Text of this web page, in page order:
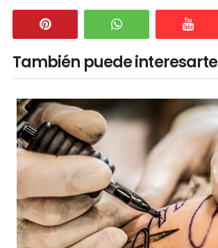
También puede interesarte